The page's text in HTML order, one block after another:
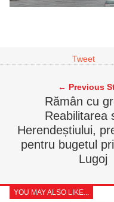
Tweet
← Previous
Rămân cu
Reabilitarea
Herendeștiului,
pentru bugetul
Lugoj
YOU MAY ALSO LIKE...